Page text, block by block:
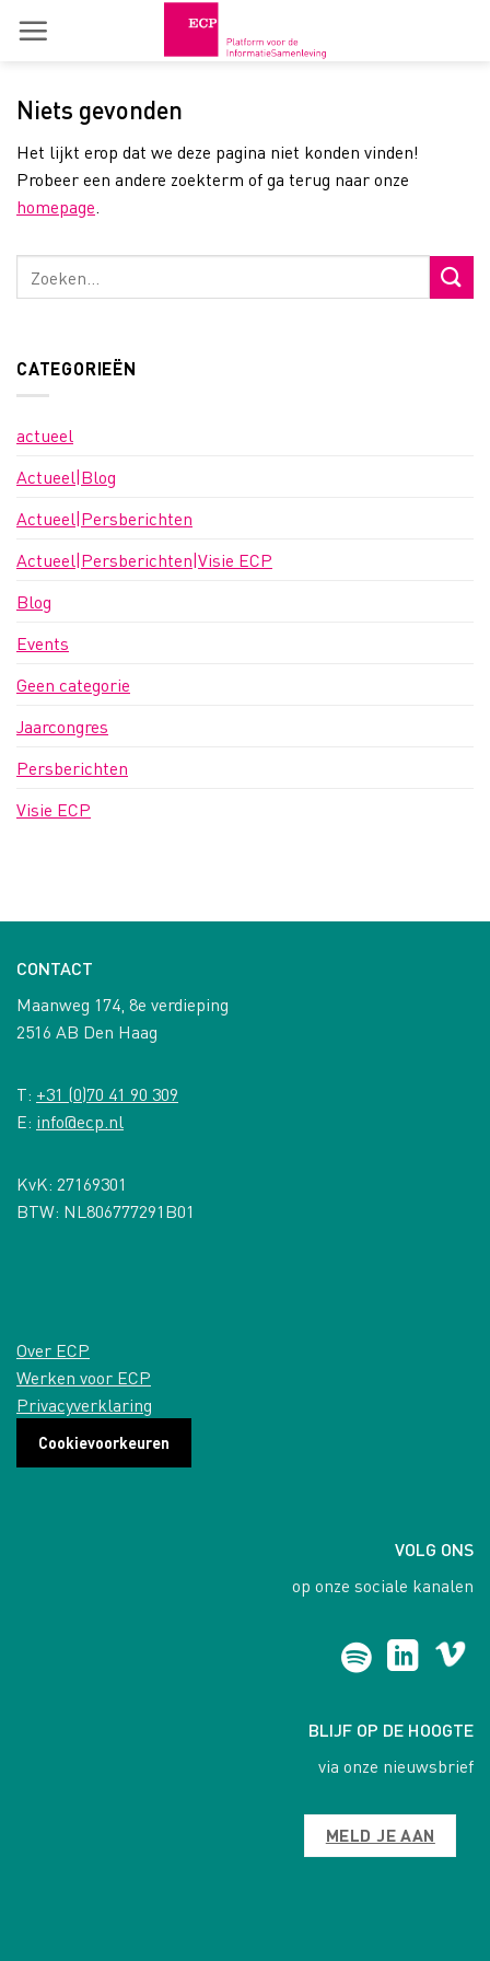
Niets gevonden
Het lijkt erop dat we deze pagina niet konden vinden!
Probeer een andere zoekterm of ga terug naar onze
homepage
CATEGORIEËN
actueel
Actueel|Blog
Actueel|Persberichten
Actueel|Persberichten|Visie ECP
Blog
Events
Geen categorie
Jaarcongres
Persberichten
Visie ECP
CONTACT
Maanweg 174, 8e verdieping
2516 AB Den Haag
T: +31 (0)70 41 90 309
E: info@ecp.nl
KvK: 27169301
BTW: NL806777291B01
Over ECP
Werken voor ECP
Privacyverklaring
Cookievoorkeuren
VOLG ONS
op onze sociale kanalen
BLIJF OP DE HOOGTE
via onze nieuwsbrief
MELD JE AAN